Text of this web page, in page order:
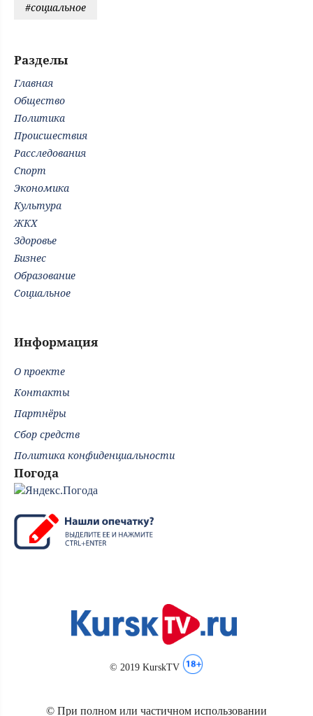
#социальное
Разделы
Главная
Общество
Политика
Происшествия
Расследования
Спорт
Экономика
Культура
ЖКХ
Здоровье
Бизнес
Образование
Социальное
Информация
О проекте
Контакты
Партнёры
Сбор средств
Политика конфиденциальности
Погода
© 2019 KurskTV
© При полном или частичном использовании